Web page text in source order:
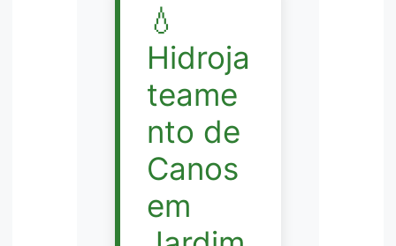
💧
Hidroja
teame
nto de
Canos
em